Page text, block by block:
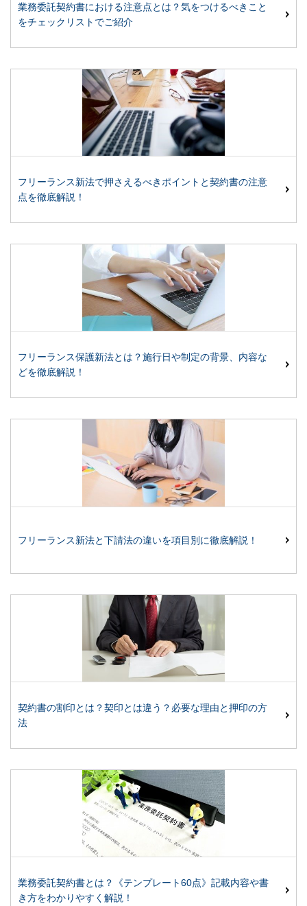
業務委託契約書における注意点とは？気をつけるべきこと
をチェックリストでご紹介
フリーランス新法で押さえるべきポイントと契約書の注意
点を徹底解説！
フリーランス保護新法とは？施行日や制定の背景、内容な
どを徹底解説！
フリーランス新法と下請法の違いを項目別に徹底解説！
契約書の割印とは？契印とは違う？必要な理由と押印の方
法
業務委託契約書とは？《テンプレート60点》記載内容や書
き方をわかりやすく解説！